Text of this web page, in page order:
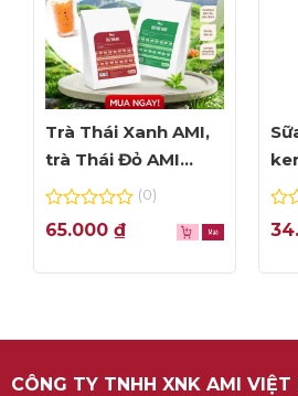
Trà Thái Xanh AMI,
trà Thái Đỏ AMI
thơm ngon, túi lọc
0
out
5
(0)
65.000 ₫
–
0
out
5
CÔNG TY TNHH XNK AMI VIỆT